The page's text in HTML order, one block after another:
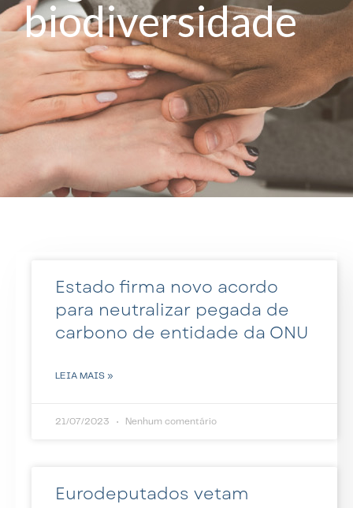
biodiversidade
Estado firma novo acordo
para neutralizar pegada de
carbono de entidade da ONU
LEIA MAIS »
21/07/2023 Nenhum comentário
Eurodeputados vetam